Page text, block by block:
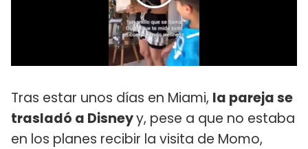
Tras estar unos días en Miami, la pareja se
trasladó a Disneyy, pese a que no estaba
en los planes recibir la visita de Momo,